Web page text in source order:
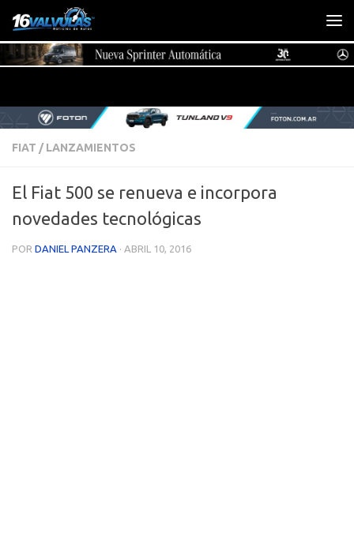
Saltar al contenido
FIAT / LANZAMIENTOS
El Fiat 500 se renueva e incorpora
novedades tecnológicas
POR DANIEL PANZERA · ABRIL 10, 2016